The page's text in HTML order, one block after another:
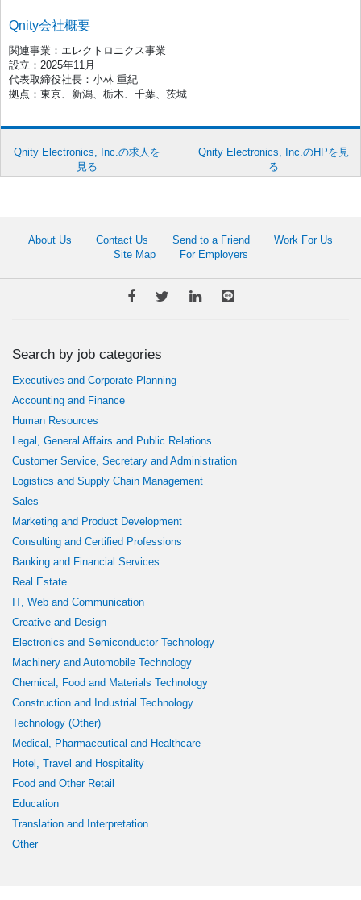
Qnity会社概要
関連事業：エレクトロニクス事業
設立：2025年11月
代表取締役社長：小林 重紀
拠点：東京、新潟、栃木、千葉、茨城
Qnity Electronics, Inc.の求人を
見る
Qnity Electronics, Inc.のHPを見
る
About Us Contact Us Send to a Friend
Work For Us
Site Map
For Employers
Search by job categories
Executives and Corporate Planning
Accounting and Finance
Human Resources
Legal, General Affairs and Public Relations
Customer Service, Secretary and Administration
Logistics and Supply Chain Management
Sales
Marketing and Product Development
Consulting and Certified Professions
Banking and Financial Services
Real Estate
IT, Web and Communication
Creative and Design
Electronics and Semiconductor Technology
Machinery and Automobile Technology
Chemical, Food and Materials Technology
Construction and Industrial Technology
Technology (Other)
Medical, Pharmaceutical and Healthcare
Hotel, Travel and Hospitality
Food and Other Retail
Education
Translation and Interpretation
Other